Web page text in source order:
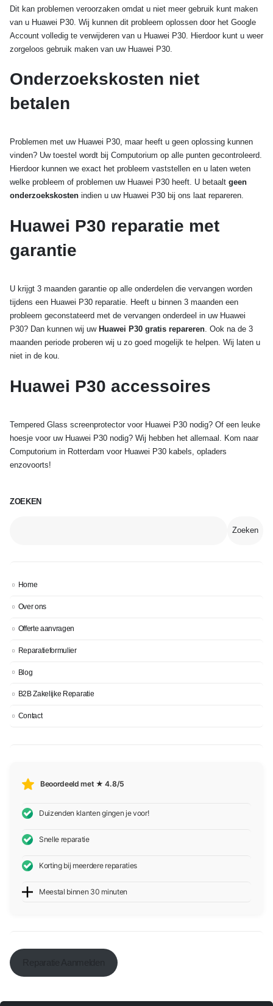
Dit kan problemen veroorzaken omdat u niet meer gebruik kunt maken
van u Huawei P30. Wij kunnen dit probleem oplossen door het Google
Account volledig te verwijderen van u Huawei P30. Hierdoor kunt u weer
zorgeloos gebruik maken van uw Huawei P30.
Onderzoekskosten niet
betalen
Problemen met uw Huawei P30, maar heeft u geen oplossing kunnen
vinden? Uw toestel wordt bij Computorium op alle punten gecontroleerd.
Hierdoor kunnen we exact het probleem vaststellen en u laten weten
welke probleem of problemen uw Huawei P30 heeft. U betaalt geen
onderzoekskosten indien u uw Huawei P30 bij ons laat repareren.
Huawei P30 reparatie met
garantie
U krijgt 3 maanden garantie op alle onderdelen die vervangen worden
tijdens een Huawei P30 reparatie. Heeft u binnen 3 maanden een
probleem geconstateerd met de vervangen onderdeel in uw Huawei
P30? Dan kunnen wij uw Huawei P30 gratis repareren. Ook na de 3
maanden periode proberen wij u zo goed mogelijk te helpen. Wij laten u
niet in de kou.
Huawei P30 accessoires
Tempered Glass screenprotector voor Huawei P30 nodig? Of een leuke
hoesje voor uw Huawei P30 nodig? Wij hebben het allemaal. Kom naar
Computorium in Rotterdam voor Huawei P30 kabels, opladers
enzovoorts!
ZOEKEN
Zoeken
Home
Over ons
Offerte aanvragen
Reparatieformulier
Blog
B2B Zakelijke Reparatie
Contact
Beoordeeld met ★ 4.8/5
Duizenden klanten gingen je voor!
Snelle reparatie
Korting bij meerdere reparaties
Meestal binnen 30 minuten